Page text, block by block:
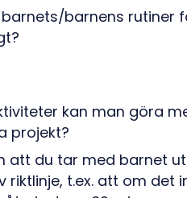
barnens rutiner
kan man göra
projekt?
att du tar med barnet
riktlinje, t.ex. att om det